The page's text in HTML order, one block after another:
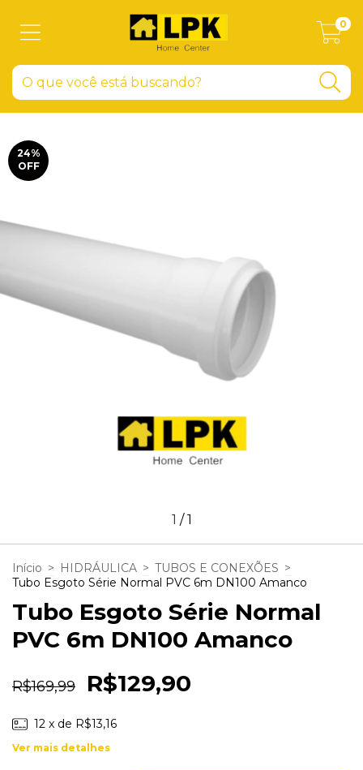
0
24%
OFF
1 /1
Início > HIDRÁULICA > TUBOS E CONEXÕES >
Tubo Esgoto Série Normal PVC 6m DN100 Amanco
Tubo Esgoto Série Normal
PVC 6m DN100 Amanco
R$169,99 R$129,90
12 x de R$13,16
Ver mais detalhes